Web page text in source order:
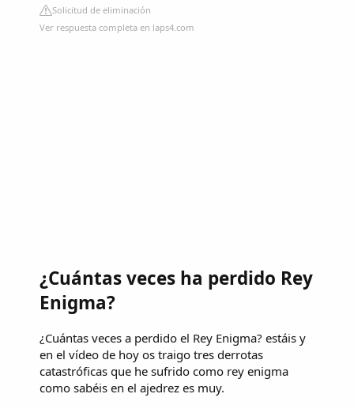
Solicitud de eliminación
Ver respuesta completa en laps4.com
¿Cuántas veces ha perdido Rey
Enigma?
¿Cuántas veces a perdido el Rey Enigma? estáis y
en el vídeo de hoy os traigo tres derrotas
catastróficas que he sufrido como rey enigma
como sabéis en el ajedrez es muy.